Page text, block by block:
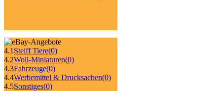
4.1 Steiff Tiere(0)
4.2Woll-Miniaturen(0)
4.3Fahrzeuge(0)
4.4Werbemittel & Drucksachen(0)
4.5Sonstiges(0)